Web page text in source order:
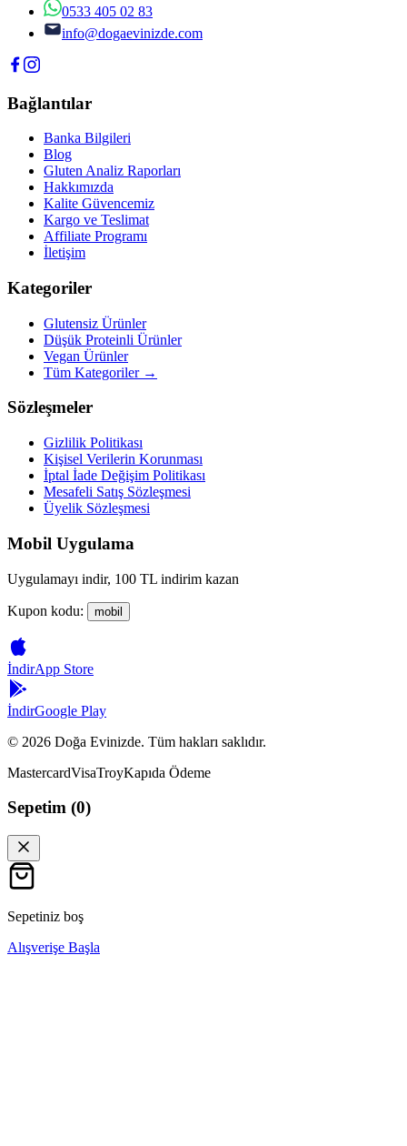
0533 405 02 83
info@dogaevinizde.com
Bağlantılar
Banka Bilgileri
Blog
Gluten Analiz Raporları
Hakkımızda
Kalite Güvencemiz
Kargo ve Teslimat
Affiliate Programı
İletişim
Kategoriler
Glutensiz Ürünler
Düşük Proteinli Ürünler
Vegan Ürünler
Tüm Kategoriler →
Sözleşmeler
Gizlilik Politikası
Kişisel Verilerin Korunması
İptal İade Değişim Politikası
Mesafeli Satış Sözleşmesi
Üyelik Sözleşmesi
Mobil Uygulama
Uygulamayı indir, 100 TL indirim kazan
Kupon kodu: mobil
İndirApp Store
İndirGoogle Play
© 2026 Doğa Evinizde. Tüm hakları saklıdır.
MastercardVisaTroyKapıda Ödeme
Sepetim (0)
Sepetiniz boş
Alışverişe Başla